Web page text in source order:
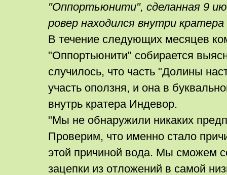
"Оппортьюнити", сделанная 9
ровер находился внутри
В течение следующих месяцев
"Оппортьюнити" собирается
случилось, что часть "Долины
участь оползня, и она в
внутрь кратера Индевор.
"Мы не обнаружили никаких
Проверим, что именно стало
этой причиной вода. Мы сможем
зацепки из отложений в самой